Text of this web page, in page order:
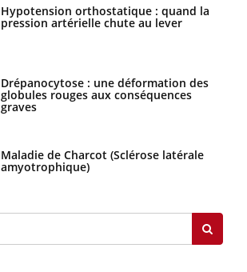
Hypotension orthostatique : quand la
pression artérielle chute au lever
Drépanocytose : une déformation des
globules rouges aux conséquences
graves
Maladie de Charcot (Sclérose latérale
amyotrophique)